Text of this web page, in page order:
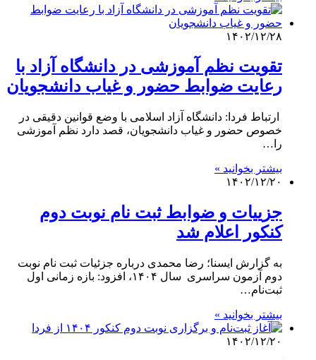
۱۴۰۲/۱۲/۲۸
تقویت نظم آموزشی در دانشگاه آزاد با
رعایت ضوابط حضور و غیاب دانشجویان
ارتباط فردا: دانشگاه آزاد اسلامی با وضع قوانین دقیقی در
خصوص حضور و غیاب دانشجویان، قصد دارد نظم آموزشی
را…
بیشتر بخوانید »
۱۴۰۲/۱۲/۲۰
جزییات و ضوابط ثبت نام نوبت دوم
کنکور اعلام شد
به گزارش ایسنا؛ رضا محمدی درباره جزئیات ثبت نام نوبت
دوم آزمون سراسری سال ۱۴۰۴، افزود: بازه زمانی اول
ثبت‌نام‌…
بیشتر بخوانید »
۱۴۰۲/۱۲/۲۰